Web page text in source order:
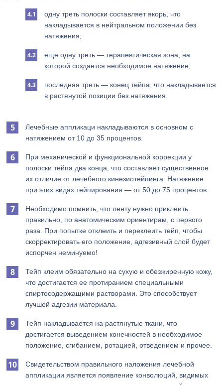
одну треть полоски составляет якорь, что
накладывается в нейтральном положении без
натяжения;
еще одну треть — терапевтическая зона, на
которой создается необходимое натяжение;
последняя треть — конец тейпа, что накладывается
в растянутой позиции без натяжения.
Лечебные аппликаци накладываются в основном с
натяжением от 10 до 35 процентов.
При механической и функциональной коррекции у
полоски тейпа два конца, что составляет существенное
их отличие от лечебного кинезиотейпинга. Натяжение
при этих видах тейпирования — от 50 до 75 процентов.
Необходимо помнить, что ленту нужно приклеить
правильно, по анатомическим ориентирам, с первого
раза. При попытке отклеить и переклеить тейп, чтобы
скорректировать его положение, адгезивный слой будет
испорчен неминуемо!
Тейп клеим обязательно на сухую и обезжиренную кожу,
что достигается ее протиранием специальными
спиртосодержащими растворами. Это способствует
лучшей адгезии материала.
Тейп накладывается на растянутые ткани, что
достигается выведением конечностей в необходимое
положение, сгибанием, ротацией, отведением и прочее.
Свидетельством правильного наложения лечебной
аппликации является появление конволюций, видимых